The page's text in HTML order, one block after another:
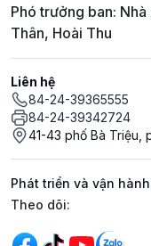
Phó trưởng ban:
Thân, Hoài Thu
Liên hệ
84-24-39365555
84-24-39342724
41-43 phố Bà Triệu,
Phát triển và vận
Mạng xã hội
Theo dõi: